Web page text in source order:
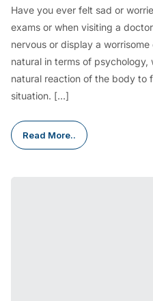
Have you ever felt sad or
exams or when visiting a
nervous or display a
natural in terms of psychology,
natural reaction of the body to
situation. […]
Read More..